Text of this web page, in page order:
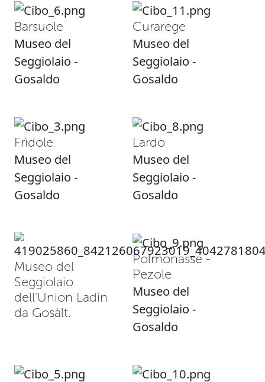
Barsuole
Museo del
Seggiolaio -
Gosaldo
Curarege
Museo del
Seggiolaio -
Gosaldo
Frìdole
Museo del
Seggiolaio -
Gosaldo
Lardo
Museo del
Seggiolaio -
Gosaldo
Museo del
Seggiolaio
dell'Union Ladin
da Gosàlt.
Polmonasse -
Pezole
Museo del
Seggiolaio -
Gosaldo